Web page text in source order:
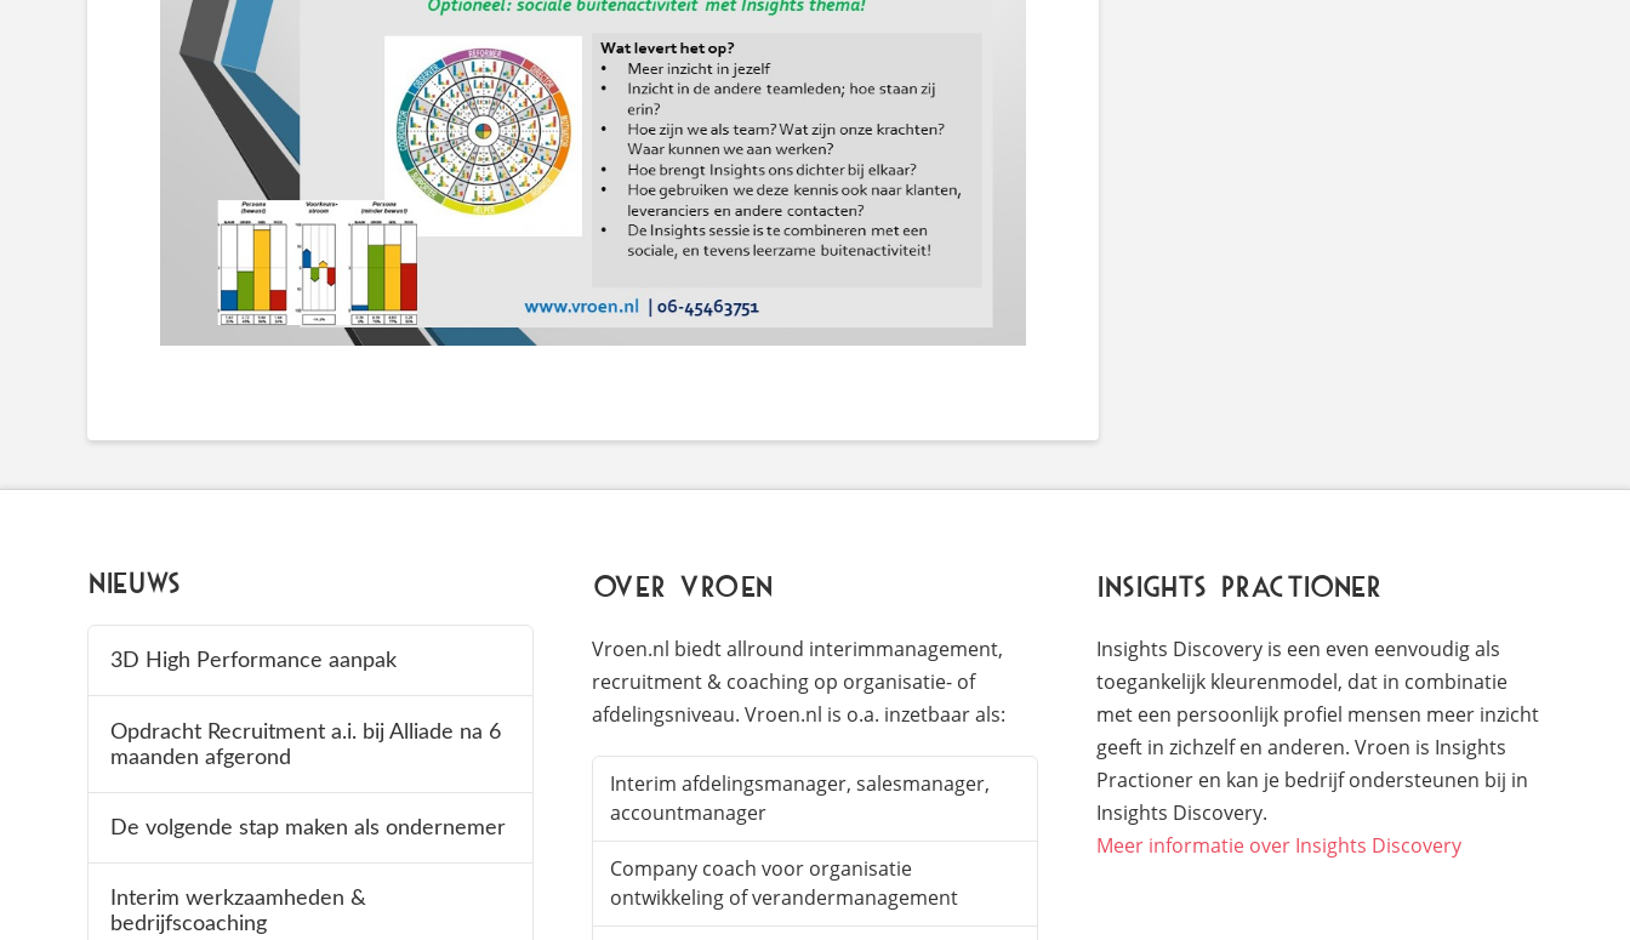
Nieuws
3D High Performance aanpak
Opdracht Recruitment a.i. bij Alliade na 6
maanden afgerond
De volgende stap maken als ondernemer
Interim werkzaamheden &
bedrijfscoaching
Over Vroen
Vroen.nl biedt allround interimmanagement,
recruitment & coaching op organisatie- of
afdelingsniveau. Vroen.nl is o.a. inzetbaar als:
Interim afdelingsmanager, salesmanager,
accountmanager
Company coach voor organisatie
ontwikkeling of verandermanagement
Insights Practioner
Insights Discovery is een even eenvoudig als
toegankelijk kleurenmodel, dat in combinatie
met een persoonlijk profiel mensen meer inzicht
geeft in zichzelf en anderen. Vroen is Insights
Practioner en kan je bedrijf ondersteunen bij in
Insights Discovery.
Meer informatie over Insights Discovery